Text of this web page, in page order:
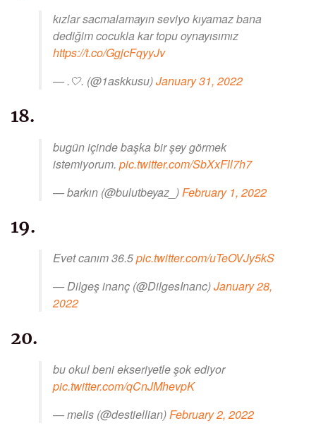
kızlar sacmalamayın seviyo kıyamaz bana
dediğim cocukla kar topu oynayısımız
https://t.co/GgjcFqyyJv
— .🤍. (@1askkusu)January 31, 2022
18.
bugün içinde başka bir şey görmek
istemiyorum. pic.twitter.com/SbXxFll7h7
— barkın (@bulutbeyaz_) February 1, 2022
19.
Evet canım 36.5pic.twitter.com/uTeOVJy5kS
— Dilgeş inanç (@DilgesInanc)January 28,
2022
20.
bu okul beni ekseriyetle şok ediyor
pic.twitter.com/qCnJMhevpK
— melis (@destiellian)February 2, 2022